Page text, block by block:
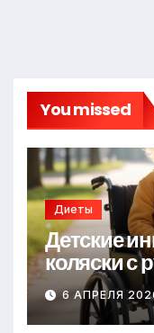
You missed
Диеты
Детские
коляски
6 АПРЕЛЯ